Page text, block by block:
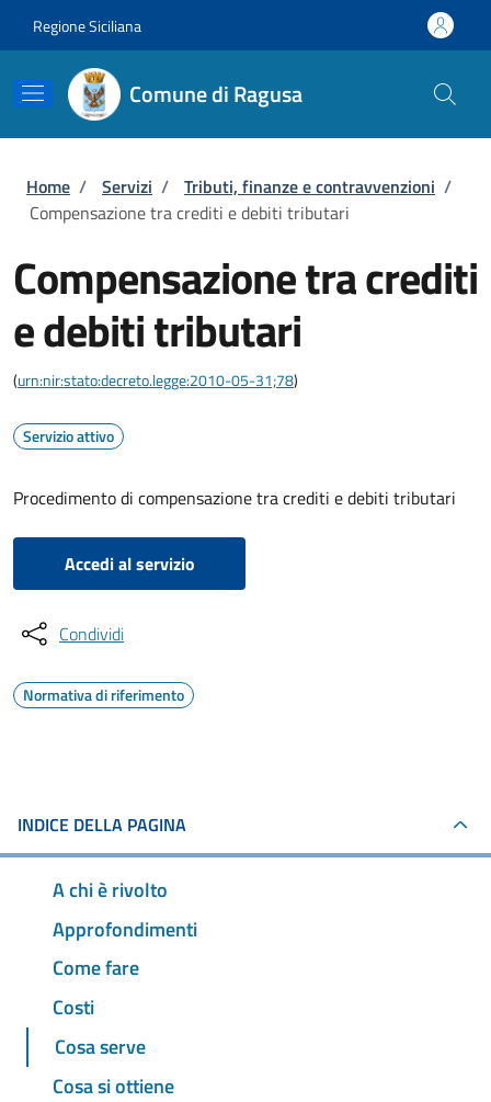
Regione Siciliana
Comune di Ragusa
Briciole di pane
Home / Servizi / Tributi, finanze e contravvenzioni /
Compensazione tra crediti e debiti tributari
Compensazione tra crediti
e debiti tributari
(urn:nir:stato:decreto.legge:2010-05-31;78)
Servizio attivo
Procedimento di compensazione tra crediti e debiti tributari
Accedi al servizio
Condividi
Normativa di riferimento
INDICE DELLA PAGINA
A chi è rivolto
Approfondimenti
Come fare
Costi
Cosa serve
Cosa si ottiene